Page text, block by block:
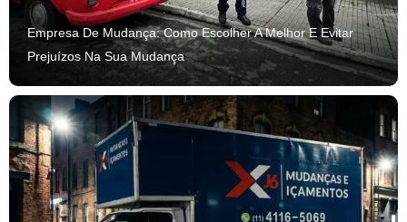
Empresa De Mudança: Como Escolher A Melhor E Evitar
Prejuízos Na Sua Mudança